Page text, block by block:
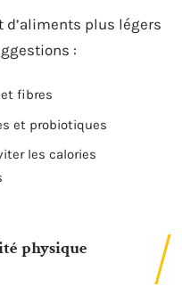
d’aliments plus légers
:
fibres
et probiotiques
les calories
physique